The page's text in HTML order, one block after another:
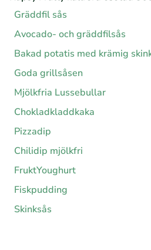
Gräddfil sås
Avocado- och gräddfilsås
Bakad potatis med krämig
Goda grillsåsen
Mjölkfria Lussebullar
Chokladkladdkaka
Pizzadip
Chilidip mjölkfri
FruktYoughurt
Fiskpudding
Skinksås